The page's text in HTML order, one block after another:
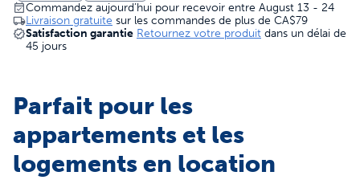
Commandez aujourd’hui pour recevoir entre August 13 - 24
Livraison gratuite sur les commandes de plus de CA$79
Satisfaction garantie Retournez votre produit dans un délai de
45 jours
Parfait pour les
appartements et les
logements en location